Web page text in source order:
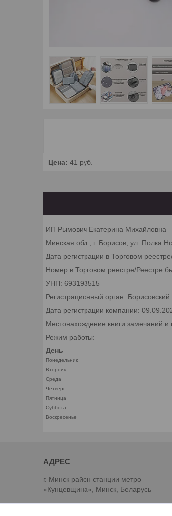
Цена: 41 руб.
ИП Рымович Екатерина Михайловна
Минская обл., г. Борисов, ул. Полка
Дата регистрации в Торговом
Номер в Торговом реестре/Реестре
УНП: 693193515
Регистрационный орган:
Дата регистрации компании:
Местонахождение книги замечаний и
Режим работы:
День
Понедельник
Вторник
Среда
Четверг
Пятница
Суббота
Воскресенье
г. Минск район станции метро
«Кунцевщина», Минск, Беларусь